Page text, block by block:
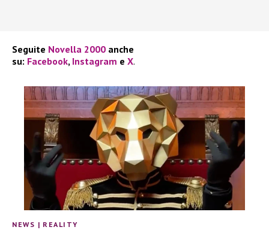
Seguite Novella 2000 anche
su: Facebook, Instagram e X.
NEWS | REALITY